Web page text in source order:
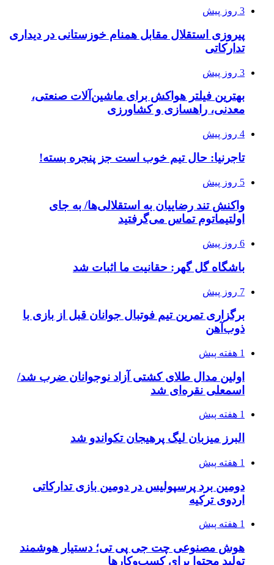
3 روز پیش
پیروزی استقلال مقابل همنام خوزستانی در دیداری
تدارکاتی
3 روز پیش
بهترین فیلتر هواکش برای ماشین‌آلات صنعتی،
معدنی، راهسازی و کشاورزی
4 روز پیش
تاجرنیا: حال تیم خوب است جز پنجره بسته!
5 روز پیش
واکنش تند رضاییان به استقلالی‌ها/ به جای
اولتیماتوم تماس می‌گرفتید
6 روز پیش
باشگاه گل گهر: حقانیت ما اثبات شد
7 روز پیش
برگزاری تمرین تیم فوتبال جوانان قبل از بازی با
ذوب‌آهن
1 هفته پیش
اولین مدال طلای کشتی آزاد نوجوانان ضرب شد/
اسمعلی نقره‌ای شد
1 هفته پیش
البرز میزبان لیگ پرهیجان تکواندو شد
1 هفته پیش
دومین برد پرسپولیس در دومین بازی تدارکاتی
اردوی ترکیه
1 هفته پیش
هوش مصنوعی چت جی پی تی؛ دستیار هوشمند
تولید محتوا برای کسب‌وکارها